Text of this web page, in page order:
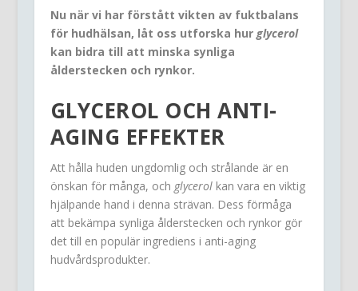
Nu när vi har förstått vikten av fuktbalans
för hudhälsan, låt oss utforska hur glycerol
kan bidra till att minska synliga
ålderstecken och rynkor.
GLYCEROL OCH ANTI-
AGING EFFEKTER
Att hålla huden ungdomlig och strålande är en
önskan för många, och glycerolkan vara en viktig
hjälpande hand i denna strävan. Dess förmåga
att bekämpa synliga ålderstecken och rynkor gör
det till en populär ingrediens i anti-aging
hudvårdsprodukter.